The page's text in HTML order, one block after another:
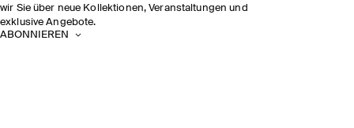
wir Sie über neue Kollektionen, Veranstaltungen und
exklusive Angebote.
ABONNIEREN